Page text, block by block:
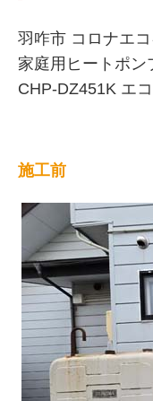
羽咋市 コロナエ
家庭用ヒートポン
CHP-DZ451K エ
施工前